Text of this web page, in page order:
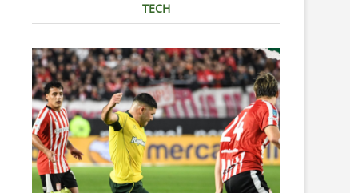
TECH